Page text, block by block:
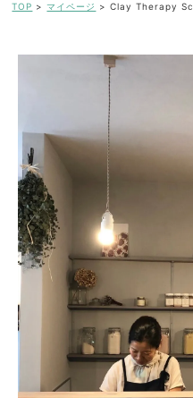
TOP >マイページ >Clay Therapy